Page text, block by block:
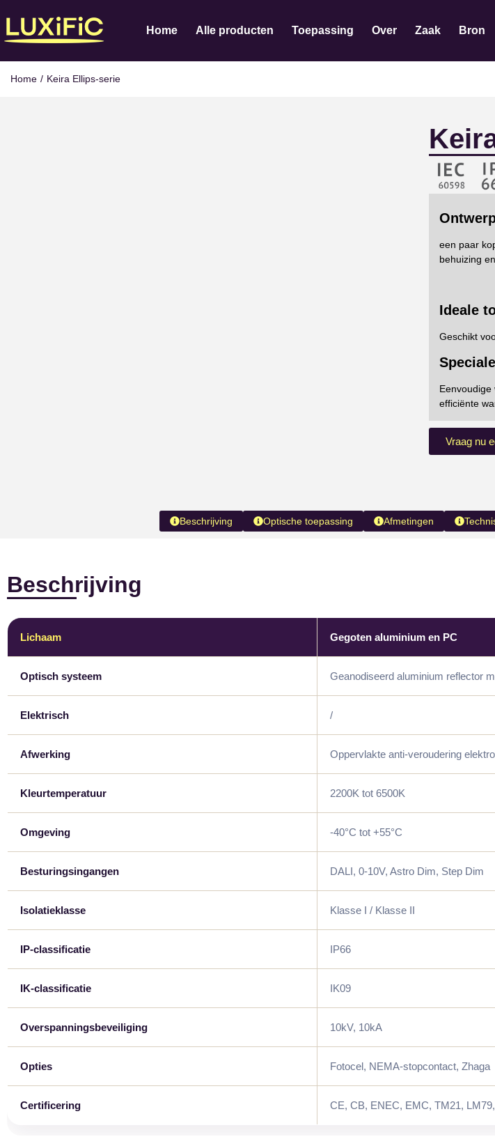
Home Alle producten Toepassing Over Zaak Bron
Home / Keira Ellips-serie
een paar
behuizing
Ideale
Geschikt
Eenvoudige
efficiënte
Vraag nu
Beschrijving Optische toepassing Afmetingen
Beschrijving
Lichaam Gegoten aluminium en PC
Optisch systeem Geanodiseerd aluminium reflector
Elektrisch /
Afwerking Oppervlakte anti-veroudering
Kleurtemperatuur 2200K tot 6500K
Omgeving -40°C tot +55°C
Besturingsingangen DALI, 0-10V, Astro Dim, Step Dim
Isolatieklasse Klasse I / Klasse II
IP-classificatie IP66
IK-classificatie IK09
Overspanningsbeveiliging 10kV, 10kA
Opties Fotocel, NEMA-stopcontact, Zhaga
Certificering CE, CB, ENEC, EMC, TM21,